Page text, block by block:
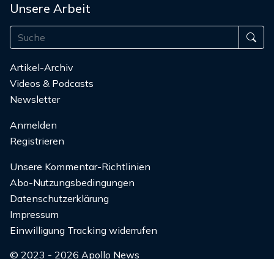
Unsere Arbeit
Artikel-Archiv
Videos & Podcasts
Newsletter
Anmelden
Registrieren
Unsere Kommentar-Richtlinien
Abo-Nutzungsbedingungen
Datenschutzerklärung
Impressum
Einwilligung Tracking widerrufen
© 2023 - 2026 Apollo News